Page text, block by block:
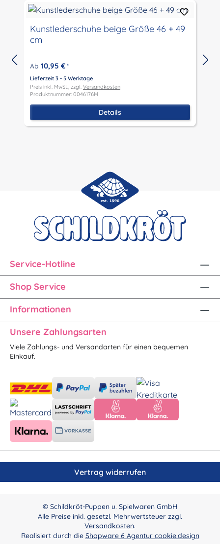
Kunstlederschuhe beige Größe 46 + 49
cm
Ab 10,95 € *
Lieferzeit 3 - 5 Werktage
Preis inkl. MwSt., zzgl. Versandkosten
Produktnummer: 0046176M
Details
Service-Hotline
Shop Service
Informationen
Unsere Zahlungsarten
Viele Zahlungs- und Versandarten für einen bequemen
Einkauf.
Vertrag widerrufen
© Schildkröt-Puppen u. Spielwaren GmbH
Alle Preise inkl. gesetzl. Mehrwertsteuer zzgl.
Versandkosten.
Realisiert durch die Shopware 6 Agentur cookie.design